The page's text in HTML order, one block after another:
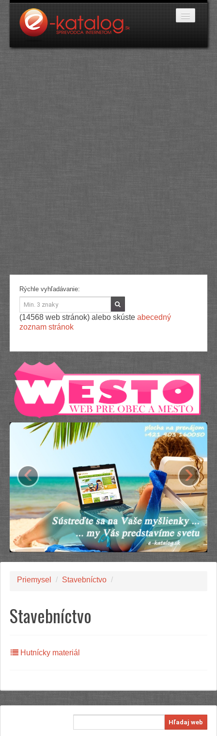
Výpočtová technika
Výroba
Vzdelávanie
Zábava, voľný čas
Zdravie a krása
Združenia
PR články
Pridať nový PR článok
Pridať stránku
Kontakt
Rýchle vyhľadávanie:
(14568 web stránok) alebo skúste abecedný
zoznam stránok
‹ ›
Priemysel / Stavebníctvo /
Stavebníctvo
Hutnícky materiál
Hľadaj web